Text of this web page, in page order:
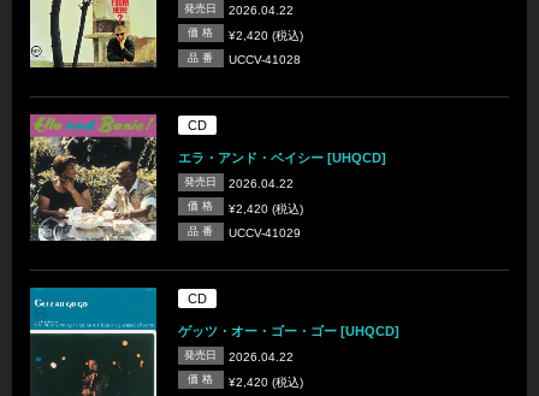
発売日 2026.04.22
価 格 ¥2,420 (税込)
品 番 UCCV-41028
CD
エラ・アンド・ベイシー [UHQCD]
発売日 2026.04.22
価 格 ¥2,420 (税込)
品 番 UCCV-41029
CD
ゲッツ・オー・ゴー・ゴー [UHQCD]
発売日 2026.04.22
価 格 ¥2,420 (税込)